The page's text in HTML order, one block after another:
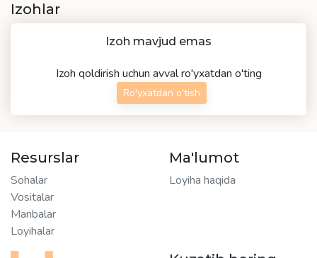
Izohlar
Izoh mavjud emas
Izoh qoldirish uchun avval ro'yxatdan o'ting
Ro'yxatdan o'tish
Resurslar
Sohalar
Vositalar
Manbalar
Loyihalar
Ma'lumot
Loyiha haqida